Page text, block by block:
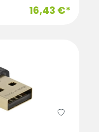
16,43 €*